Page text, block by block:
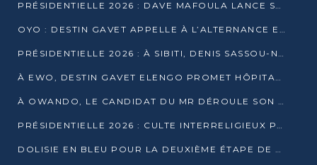
PRÉSIDENTIELLE 2026 : DAVE MAFOULA LANCE SA « VAGUE DU NOUVEAU DÉPART » À IMPFONDO
OYO : DESTIN GAVET APPELLE À L’ALTERNANCE ET À LA RESPONSABILITÉ DE LA JEUNESSE
PRÉSIDENTIELLE 2026 : À SIBITI, DENIS SASSOU-N’GUESSO PARIE SUR LES RESSOURCES DE LA LEKOUMOU
À EWO, DESTIN GAVET ELENGO PROMET HÔPITAL, CHEMIN DE FER ET AUDIT DES FINANCES PUBLIQUES
À OWANDO, LE CANDIDAT DU MR DÉROULE SON PROGRAMME DE “CHANGEMENT”
PRÉSIDENTIELLE 2026 : CULTE INTERRELIGIEUX POUR LA PAIX À OUENZÉ
DOLISIE EN BLEU POUR LA DEUXIÈME ÉTAPE DE CAMPAGNE DE DSN